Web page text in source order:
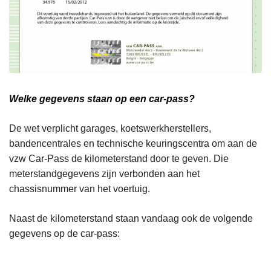
Welke gegevens staan op een car-pass?
De wet verplicht garages, koetswerkherstellers,
bandencentrales en technische keuringscentra om aan de
vzw Car-Pass de kilometerstand door te geven. Die
meterstandgegevens zijn verbonden aan het
chassisnummer van het voertuig.
Naast de kilometerstand staan vandaag ook de volgende
gegevens op de car-pass: